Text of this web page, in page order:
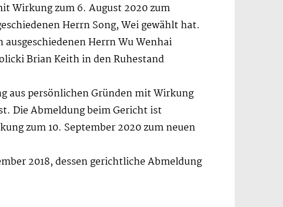
Wirkung zum 6. August 2020 zum
Herrn Song, Wei gewählt hat.
Herrn Wu Wenhai
Brian Keith in den Ruhestand
aus persönlichen Gründen mit Wirkung
Die Abmeldung beim Gericht ist
zum 10. September 2020 zum neuen
2018, dessen gerichtliche Abmeldung